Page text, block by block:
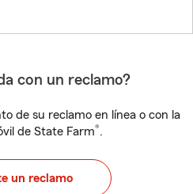
con un reclamo?
de su reclamo en línea o con la
de State Farm®.
un reclamo